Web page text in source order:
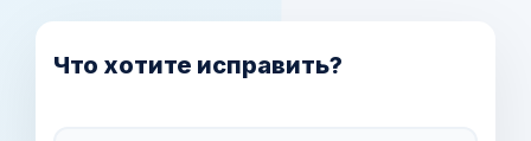
Что хотите исправить?